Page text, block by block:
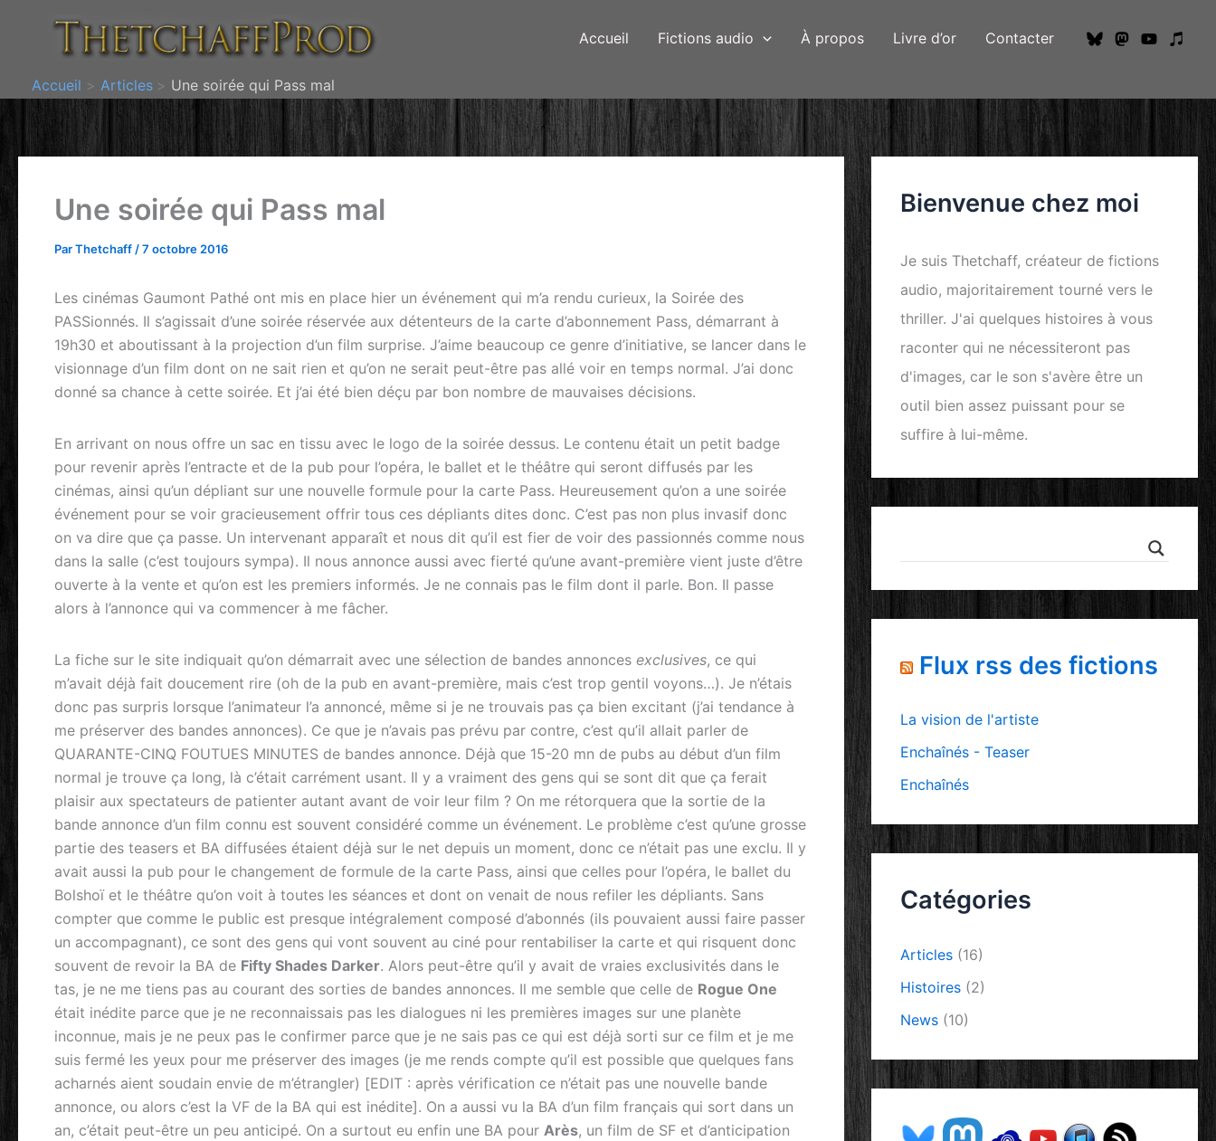
Accueil Fictions audio À propos Livre d’or Contacter
Accueil Articles Une soirée qui Pass mal
Une soirée qui Pass mal
ParThetchaff /7 octobre 2016
Les cinémas Gaumont Pathé ont mis en place hier un événement qui m’a rendu curieux, la Soirée des
PASSionnés. Il s’agissait d’une soirée réservée aux détenteurs de la carte d’abonnement Pass, démarrant à
19h30 et aboutissant à la projection d’un film surprise. J’aime beaucoup ce genre d’initiative, se lancer dans le
visionnage d’un film dont on ne sait rien et qu’on ne serait peut-être pas allé voir en temps normal. J’ai donc
donné sa chance à cette soirée. Et j’ai été bien déçu par bon nombre de mauvaises décisions.
En arrivant on nous offre un sac en tissu avec le logo de la soirée dessus. Le contenu était un petit badge
pour revenir après l’entracte et de la pub pour l’opéra, le ballet et le théâtre qui seront diffusés par les
cinémas, ainsi qu’un dépliant sur une nouvelle formule pour la carte Pass. Heureusement qu’on a une soirée
événement pour se voir gracieusement offrir tous ces dépliants dites donc. C’est pas non plus invasif donc
on va dire que ça passe. Un intervenant apparaît et nous dit qu’il est fier de voir des passionnés comme nous
dans la salle (c’est toujours sympa). Il nous annonce aussi avec fierté qu’une avant-première vient juste d’être
ouverte à la vente et qu’on est les premiers informés. Je ne connais pas le film dont il parle. Bon. Il passe
alors à l’annonce qui va commencer à me fâcher.
La fiche sur le site indiquait qu’on démarrait avec une sélection de bandes annonces exclusives, ce qui
m’avait déjà fait doucement rire (oh de la pub en avant-première, mais c’est trop gentil voyons…). Je n’étais
donc pas surpris lorsque l’animateur l’a annoncé, même si je ne trouvais pas ça bien excitant (j’ai tendance à
me préserver des bandes annonces). Ce que je n’avais pas prévu par contre, c’est qu’il allait parler de
QUARANTE-CINQ FOUTUES MINUTES de bandes annonce. Déjà que 15-20 mn de pubs au début d’un film
normal je trouve ça long, là c’était carrément usant. Il y a vraiment des gens qui se sont dit que ça ferait
plaisir aux spectateurs de patienter autant avant de voir leur film ? On me rétorquera que la sortie de la
bande annonce d’un film connu est souvent considéré comme un événement. Le problème c’est qu’une grosse
partie des teasers et BA diffusées étaient déjà sur le net depuis un moment, donc ce n’était pas une exclu. Il y
avait aussi la pub pour le changement de formule de la carte Pass, ainsi que celles pour l’opéra, le ballet du
Bolshoï et le théâtre qu’on voit à toutes les séances et dont on venait de nous refiler les dépliants. Sans
compter que comme le public est presque intégralement composé d’abonnés (ils pouvaient aussi faire passer
un accompagnant), ce sont des gens qui vont souvent au ciné pour rentabiliser la carte et qui risquent donc
souvent de revoir la BA de Fifty Shades Darker. Alors peut-être qu’il y avait de vraies exclusivités dans le
tas, je ne me tiens pas au courant des sorties de bandes annonces. Il me semble que celle de Rogue One
était inédite parce que je ne reconnaissais pas les dialogues ni les premières images sur une planète
inconnue, mais je ne peux pas le confirmer parce que je ne sais pas ce qui est déjà sorti sur ce film et je me
suis fermé les yeux pour me préserver des images (je me rends compte qu’il est possible que quelques fans
acharnés aient soudain envie de m’étrangler) [EDIT : après vérification ce n’était pas une nouvelle bande
annonce, ou alors c’est la VF de la BA qui est inédite]. On a aussi vu la BA d’un film français qui sort dans un
an, c’était peut-être un peu anticipé. On a surtout eu enfin une BA pour Arès, un film de SF et d’anticipation
Bienvenue chez moi
Je suis Thetchaff, créateur de fictions
audio, majoritairement tourné vers le
thriller. J'ai quelques histoires à vous
raconter qui ne nécessiteront pas
d'images, car le son s'avère être un
outil bien assez puissant pour se
suffire à lui-même.
Flux rss des fictions
La vision de l'artiste
Enchaînés - Teaser
Enchaînés
Catégories
Articles(16)
Histoires(2)
News(10)